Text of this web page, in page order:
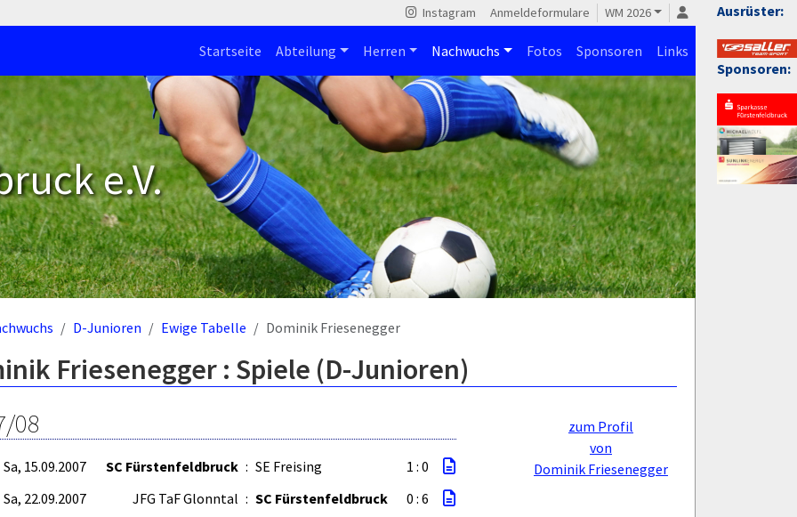
Ausrüster:
Sponsoren:
Instagram Anmeldeformulare WM 2026
Startseite Abteilung Herren Nachwuchs Fotos Sponsoren Links
e.V.
D-Junioren Ewige Tabelle Dominik Friesenegger
Friesenegger : Spiele (D-Junioren)
zum Profil
von
Dominik Friesenegger
08
Sa, 15.09.2007 SC Fürstenfeldbruck : SE Freising
1 : 0
Sa, 22.09.2007
JFG TaF Glonntal : SC Fürstenfeldbruck
0 : 6